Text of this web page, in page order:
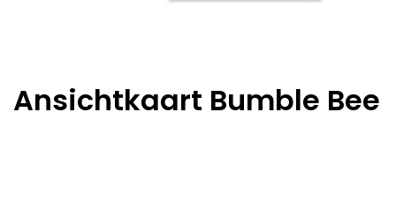
Ansichtkaart Bumble Bee